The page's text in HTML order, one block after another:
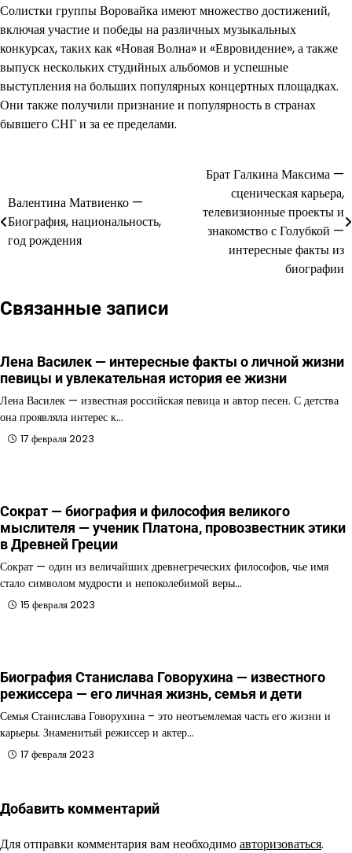
Солистки группы Воровайка имеют множество достижений,
включая участие и победы на различных музыкальных
конкурсах, таких как «Новая Волна» и «Евровидение», а также
выпуск нескольких студийных альбомов и успешные
выступления на больших популярных концертных площадках.
Они также получили признание и популярность в странах
бывшего СНГ и за ее пределами.
по
записям
Валентина Матвиенко —
Биография, национальность,
год рождения
Брат Галкина Максима —
сценическая карьера,
телевизионные проекты и
знакомство с Голубкой —
интересные факты из
биографии
Связанные записи
Лена Василек — интересные факты о личной жизни
певицы и увлекательная история ее жизни
Лена Василек — известная российская певица и автор песен. С детства
она проявляла интерес к…
17 февраля 2023
Сократ — биография и философия великого
мыслителя — ученик Платона, провозвестник этики
в Древней Греции
Сократ — один из величайших древнегреческих философов, чье имя
стало символом мудрости и непоколебимой веры…
15 февраля 2023
Биография Станислава Говорухина — известного
режиссера — его личная жизнь, семья и дети
Семья Станислава Говорухина – это неотъемлемая часть его жизни и
карьеры. Знаменитый режиссер и актер…
17 февраля 2023
Добавить комментарий
Для отправки комментария вам необходимоавторизоваться.